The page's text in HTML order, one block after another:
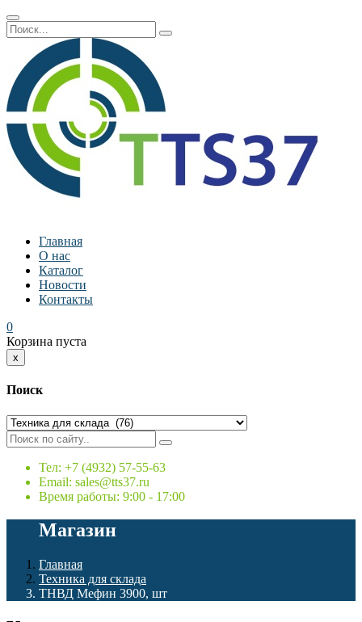
Главная
О нас
Каталог
Новости
Контакты
0
Корзина пуста
x
Поиск
Тел: +7 (4932) 57-55-63
Email: sales@tts37.ru
Время работы: 9:00 - 17:00
Магазин
Главная
Техника для склада
ТНВД Мефин 3900, шт